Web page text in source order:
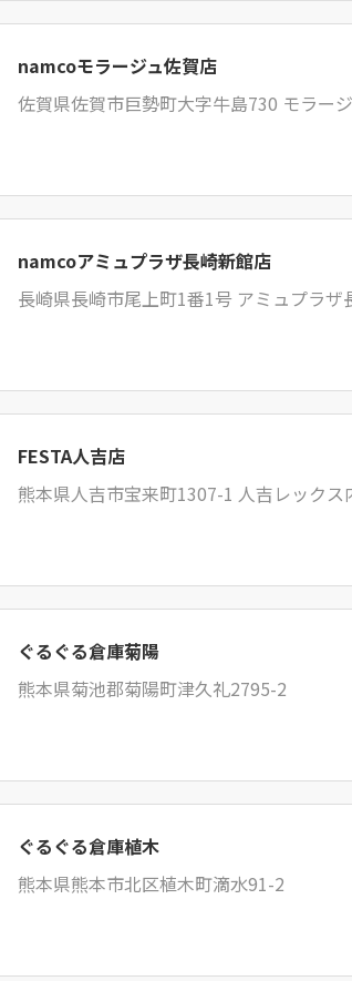
namcoモラージュ佐賀店
佐賀県佐賀市巨勢町大字牛島730 モラー
namcoアミュプラザ長崎新館店
長崎県長崎市尾上町1番1号 アミュプラザ
FESTA人吉店
熊本県人吉市宝来町1307-1 人吉レックス
ぐるぐる倉庫菊陽
熊本県菊池郡菊陽町津久礼2795-2
ぐるぐる倉庫植木
熊本県熊本市北区植木町滴水91-2